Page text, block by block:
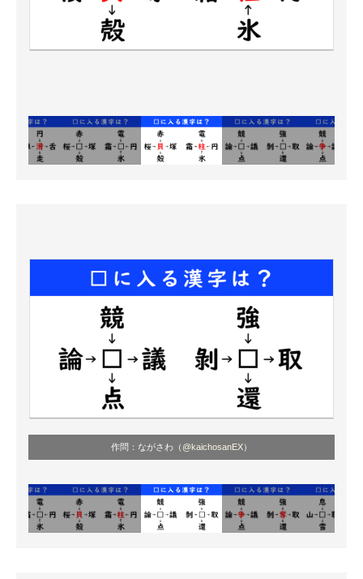
作問：ながさわ（ @kaichosanEX）